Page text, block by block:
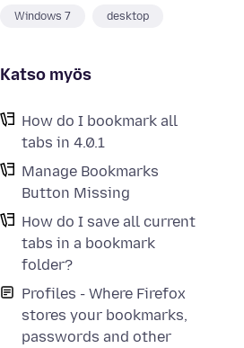
Windows 7 desktop
Katso myös
How do I bookmark all
tabs in 4.0.1
Manage Bookmarks
Button Missing
How do I save all current
tabs in a bookmark
folder?
Profiles - Where Firefox
stores your bookmarks,
passwords and other